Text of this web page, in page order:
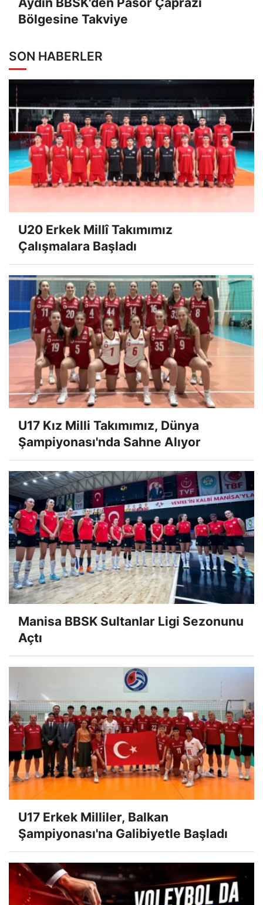
Bölgesine Takviye
SON HABERLER
U20 Erkek Millî Takımımız
Çalışmalara Başladı
U17 Kız Milli Takımımız, Dünya
Şampiyonası'nda Sahne Alıyor
Manisa BBSK Sultanlar Ligi Sezonunu
Açtı
U17 Erkek Milliler, Balkan
Şampiyonası'na Galibiyetle Başladı